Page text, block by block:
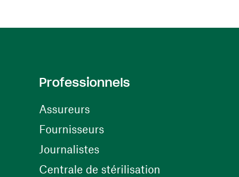
Professionnels
Assureurs
Fournisseurs(ouvre une nouvelle fenêtre)
Journalistes
Centrale de stérilisation